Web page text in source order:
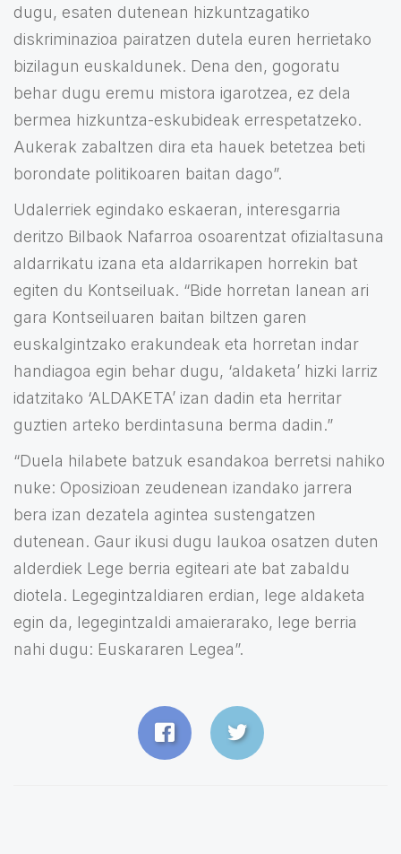
dugu, esaten dutenean hizkuntzagatiko
diskriminazioa pairatzen dutela euren herrietako
bizilagun euskaldunek. Dena den, gogoratu
behar dugu eremu mistora igarotzea, ez dela
bermea hizkuntza-eskubideak errespetatzeko.
Aukerak zabaltzen dira eta hauek betetzea beti
borondate politikoaren baitan dago”.
Udalerriek egindako eskaeran, interesgarria
deritzo Bilbaok Nafarroa osoarentzat ofizialtasuna
aldarrikatu izana eta aldarrikapen horrekin bat
egiten du Kontseiluak. “Bide horretan lanean ari
gara Kontseiluaren baitan biltzen garen
euskalgintzako erakundeak eta horretan indar
handiagoa egin behar dugu, ‘aldaketa’ hizki larriz
idatzitako ‘ALDAKETA’ izan dadin eta herritar
guztien arteko berdintasuna berma dadin.”
“Duela hilabete batzuk esandakoa berretsi nahiko
nuke: Oposizioan zeudenean izandako jarrera
bera izan dezatela agintea sustengatzen
dutenean. Gaur ikusi dugu laukoa osatzen duten
alderdiek Lege berria egiteari ate bat zabaldu
diotela. Legegintzaldiaren erdian, lege aldaketa
egin da, legegintzaldi amaierarako, lege berria
nahi dugu: Euskararen Legea”.